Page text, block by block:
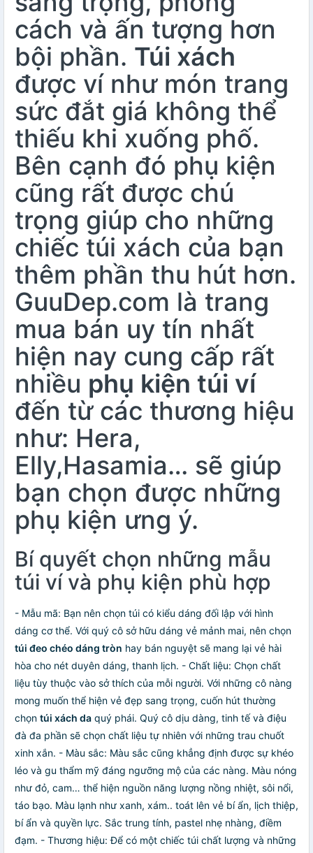
cách và ấn tượng hơn
bội phần. Túi xách
được ví như món trang
sức đắt giá không thể
thiếu khi xuống phố.
Bên cạnh đó phụ kiện
cũng rất được chú
trọng giúp cho những
chiếc túi xách của bạn
thêm phần thu hút hơn.
GuuDep.com là trang
mua bán uy tín nhất
hiện nay cung cấp rất
nhiều phụ kiện túi ví
đến từ các thương hiệu
như: Hera,
Elly,Hasamia… sẽ giúp
bạn chọn được những
phụ kiện ưng ý.
Bí quyết chọn những mẫu
túi ví và phụ kiện phù hợp
- Mẫu mã: Bạn nên chọn túi có kiểu dáng đối lập với hình
dáng cơ thể. Với quý cô sở hữu dáng vẻ mảnh mai, nên chọn
túi đeo chéo dáng tròn hay bán nguyệt sẽ mang lại vẻ hài
hòa cho nét duyên dáng, thanh lịch. - Chất liệu: Chọn chất
liệu tùy thuộc vào sở thích của mỗi người. Với những cô nàng
mong muốn thể hiện vẻ đẹp sang trọng, cuốn hút thường
chọn túi xách da quý phái. Quý cô dịu dàng, tinh tế và điệu
đà đa phần sẽ chọn chất liệu tự nhiên với những trau chuốt
xinh xắn. - Màu sắc: Màu sắc cũng khẳng định được sự khéo
léo và gu thẩm mỹ đáng ngưỡng mộ của các nàng. Màu nóng
như đỏ, cam… thể hiện nguồn năng lượng nồng nhiệt, sôi nổi,
táo bạo. Màu lạnh như xanh, xám.. toát lên vẻ bí ẩn, lịch thiệp,
bí ẩn và quyền lực. Sắc trung tính, pastel nhẹ nhàng, điềm
đạm. - Thương hiệu: Để có một chiếc túi chất lượng và những